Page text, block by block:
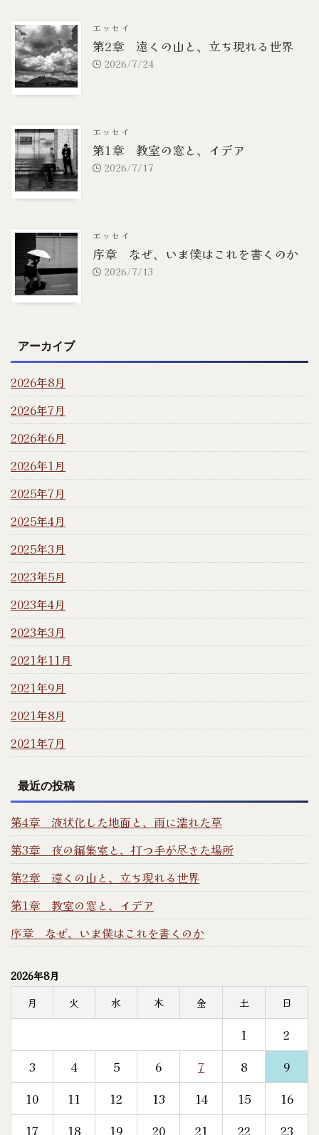
エッセイ
第2章 遠くの山と、立ち現れる世界
2026/7/24
エッセイ
第1章 教室の窓と、イデア
2026/7/17
エッセイ
序章 なぜ、いま僕はこれを書くのか
2026/7/13
アーカイブ
2026年8月
2026年7月
2026年6月
2026年1月
2025年7月
2025年4月
2025年3月
2023年5月
2023年4月
2023年3月
2021年11月
2021年9月
2021年8月
2021年7月
最近の投稿
第4章 液状化した地面と、雨に濡れた草
第3章 夜の編集室と、打つ手が尽きた場所
第2章 遠くの山と、立ち現れる世界
第1章 教室の窓と、イデア
序章 なぜ、いま僕はこれを書くのか
2026年8月
月
火 水 木 金 土 日
1
2
3
4 5 6 7 8
9
10
11 12 13 14 15
16
17
18 19 20 21 22 23